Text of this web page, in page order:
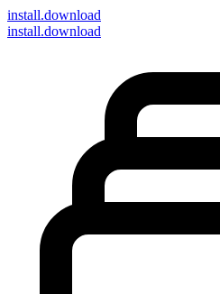
install.download
install.download